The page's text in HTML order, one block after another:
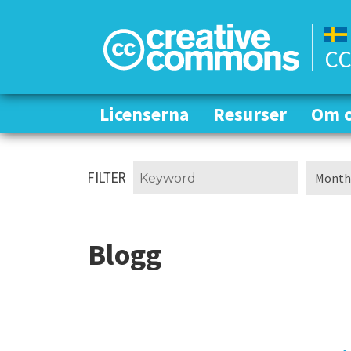
Licenserna Resurser Om
Licenserna Resurser Om
FILTER
Blogg